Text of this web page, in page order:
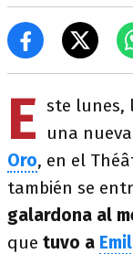
E ste lunes,
una
Oro, en el
también se
galardona al
que tuvo a